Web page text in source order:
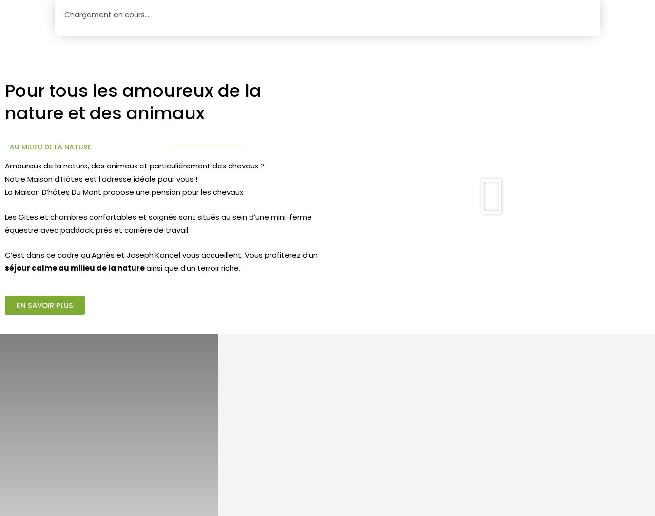
Chargement en cours...
Pour tous les amoureux de la
nature et des animaux
AU MILIEU DE LA NATURE
Amoureux de la nature, des animaux et particulièrement des chevaux ?
Notre Maison d’Hôtes est l’adresse idéale pour vous !
La Maison D’hôtes Du Mont propose une pension pour les chevaux.
Les Gites et chambres confortables et soignés sont situés au sein d’une mini-ferme
équestre avec paddock, prés et carrière de travail.
C’est dans ce cadre qu’Agnès et Joseph Kandel vous accueillent. Vous profiterez d’un
séjour calme au milieu de la natureainsi que d’un terroir riche.
EN SAVOIR PLUS